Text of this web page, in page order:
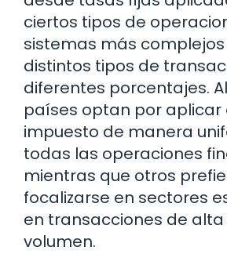
ciertos tipos de
sistemas más
distintos tipos de
diferentes porcentajes.
países optan por aplicar
impuesto de manera
todas las operaciones
mientras que otros
focalizarse en sectores
en transacciones de
volumen.